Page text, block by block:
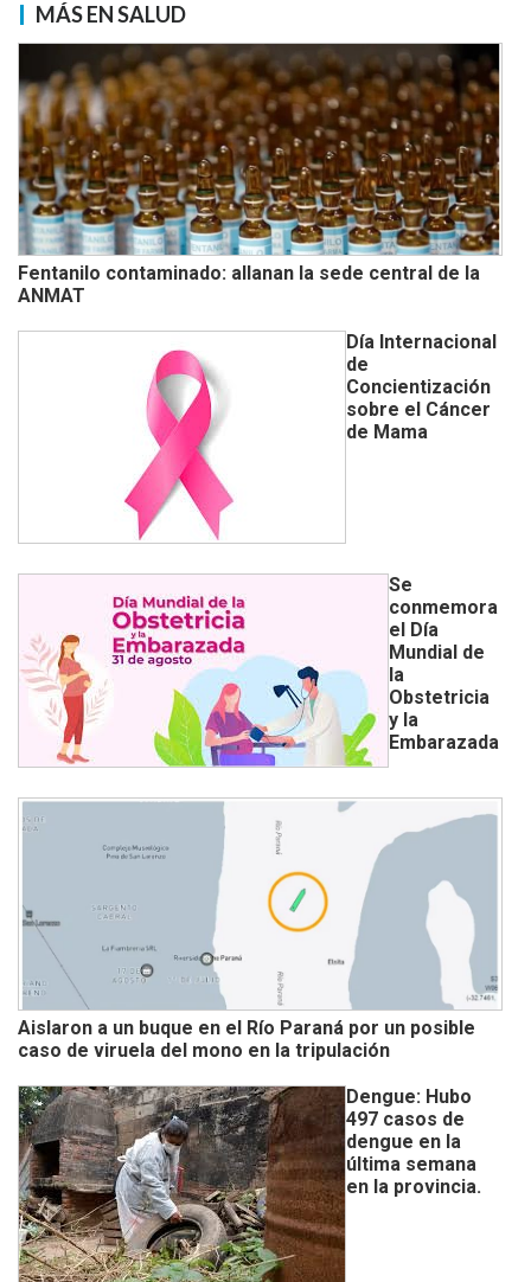
MÁS EN SALUD
Fentanilo contaminado: allanan la sede central de la
ANMAT
Día Internacional
de
Concientización
sobre el Cáncer
de Mama
Se
conmemora
el Día
Mundial de
la
Obstetricia
y la
Embarazada
Aislaron a un buque en el Río Paraná por un posible
caso de viruela del mono en la tripulación
Dengue: Hubo
497 casos de
dengue en la
última semana
en la provincia.